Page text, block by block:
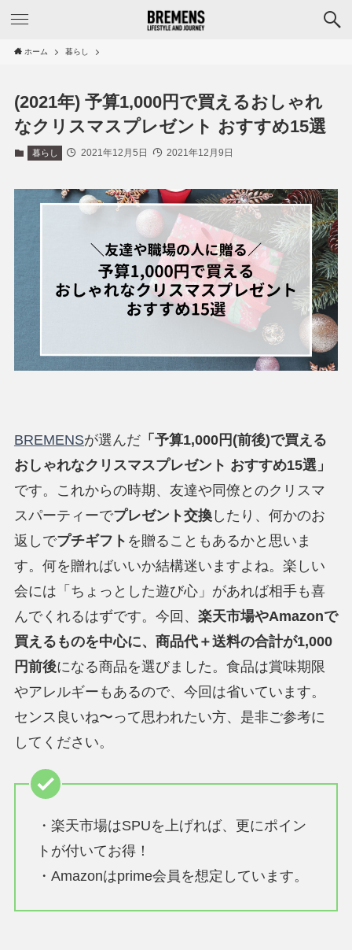
ホーム 暮らし
(2021年) 予算1,000円で買えるおしゃれ
なクリスマスプレゼント おすすめ15選
暮らし 2021年12月5日 2021年12月9日
BREMENSが選んだ「予算1,000円(前後)で買える
おしゃれなクリスマスプレゼント おすすめ15選」
です。これからの時期、友達や同僚とのクリスマ
スパーティーでプレゼント交換したり、何かのお
返しでプチギフト を贈ることもあるかと思いま
す。何を贈ればいいか結構迷いますよね。楽しい
会には「ちょっとした遊び心」があれば相手も喜
んでくれるはずです。今回、 楽天市場やAmazonで
買えるものを中心に、商品代＋送料の合計が1,000
円前後になる商品を選びました。食品は賞味期限
やアレルギーもあるので、今回は省いています。
センス良いね〜って思われたい方、是非ご参考に
してください。
・楽天市場はSPUを上げれば、更にポイン
トが付いてお得！
・Amazonはprime会員を想定しています。